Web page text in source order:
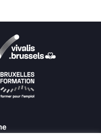
participer
même après
Ce paiement
votre